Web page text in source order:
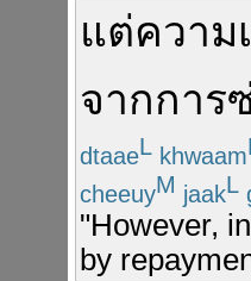
แต่ความ
จากการ
dtaaeL khwaam
cheeuyM jaakL
"However,
by